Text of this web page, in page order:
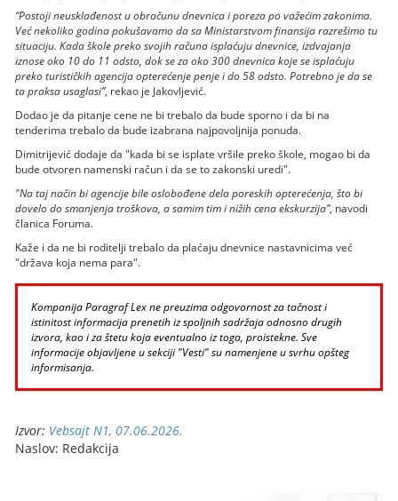
“Postoji neusklađenost u obračunu dnevnica i poreza po važećim zakonima.
Već nekoliko godina pokušavamo da sa Ministarstvom finansija razrešimo tu
situaciju. Kada škole preko svojih računa isplaćuju dnevnice, izdvajanja
iznose oko 10 do 11 odsto, dok se za oko 300 dnevnica koje se isplaćuju
preko turističkih agencija opterećenje penje i do 58 odsto. Potrebno je da se
ta praksa usaglasi”, rekao je Jakovljević.
Dodao je da pitanje cene ne bi trebalo da bude sporno i da bi na
tenderima trebalo da bude izabrana najpovoljnija ponuda.
Dimitrijević dodaje da "kada bi se isplate vršile preko škole, mogao bi da
bude otvoren namenski račun i da se to zakonski uredi".
"Na taj način bi agencije bile oslobođene dela poreskih opterećenja, što bi
dovelo do smanjenja troškova, a samim tim i nižih cena ekskurzija”, navodi
članica Foruma.
Kaže i da ne bi roditelji trebalo da plaćaju dnevnice nastavnicima već
"država koja nema para".
Kompanija Paragraf Lex ne preuzima odgovornost za tačnost i
istinitost informacija prenetih iz spoljnih sadržaja odnosno drugih
izvora, kao i za štetu koja eventualno iz toga, proistekne. Sve
informacije objavljene u sekciji "Vesti" su namenjene u svrhu opšteg
informisanja.
Izvor: Vebsajt N1, 07.06.2026.
Naslov: Redakcija